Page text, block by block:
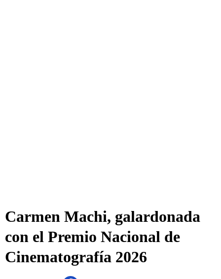
Carmen Machi, galardonada
con el Premio Nacional de
Cinematografía 2026